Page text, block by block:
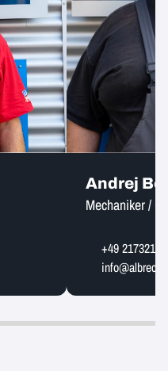
Andrej
Mechaniker /
+49